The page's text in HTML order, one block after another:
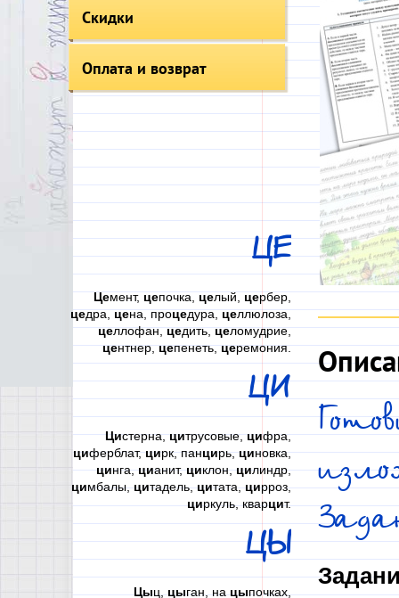
Скидки
Оплата и возврат
ЦЕ
Цемент,цепочка,целый,цербер,
цедра,цена, процедура,целлюлоза,
целлофан,цедить,целомудрие,
центнер,цепенеть,церемония.
ЦИ
Цистерна,цитрусовые,цифра,
циферблат,цирк, панцирь,циновка,
цинга,цианит,циклон,цилиндр,
цимбалы,цитадель,цитата,цирроз,
циркуль, кварцит.
ЦЫ
Цыц,цыган, нацыпочках,